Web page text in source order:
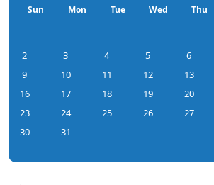
Sun Mon Tue Wed Thu
2
3 4 5 6
9
10 11 12 13
16
17 18 19 20
23
24 25 26 27
30
31